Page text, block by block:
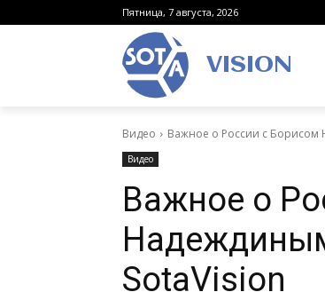
Пятница, 7 августа, 2026
VISION
Видео Важное о России с
Видео
Важное о
SotaVision